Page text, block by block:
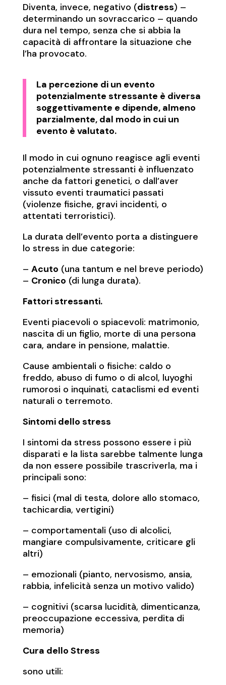
Diventa, invece, negativo (distress) –
determinando un sovraccarico – quando
dura nel tempo, senza che si abbia la
capacità di affrontare la situazione che
l’ha provocato.
La percezione di un evento
potenzialmente stressante è diversa
soggettivamente e dipende, almeno
parzialmente, dal modo in cui un
evento è valutato.
Il modo in cui ognuno reagisce agli eventi
potenzialmente stressanti è influenzato
anche da fattori genetici, o dall’aver
vissuto eventi traumatici passati
(violenze fisiche, gravi incidenti, o
attentati terroristici).
La durata dell’evento porta a distinguere
lo stress in due categorie:
– Acuto (una tantum e nel breve periodo)
– Cronico (di lunga durata).
Fattori stressanti.
Eventi piacevoli o spiacevoli: matrimonio,
nascita di un figlio, morte di una persona
cara, andare in pensione, malattie.
Cause ambientali o fisiche: caldo o
freddo, abuso di fumo o di alcol, luyoghi
rumorosi o inquinati, cataclismi ed eventi
naturali o terremoto.
Sintomi dello stress
I sintomi da stress possono essere i più
disparati e la lista sarebbe talmente lunga
da non essere possibile trascriverla, ma i
principali sono:
– fisici (mal di testa, dolore allo stomaco,
tachicardia, vertigini)
– comportamentali (uso di alcolici,
mangiare compulsivamente, criticare gli
altri)
– emozionali (pianto, nervosismo, ansia,
rabbia, infelicità senza un motivo valido)
– cognitivi (scarsa lucidità, dimenticanza,
preoccupazione eccessiva, perdita di
memoria)
Cura dello Stress
sono utili: